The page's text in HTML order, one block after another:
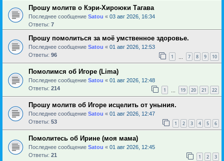
Прошу молитв о Кэри-Хироюки Тагава
Последнее сообщение Satou « 03 авг 2026, 16:34
Ответы: 7
Прошу помолиться за моё умственное здоровье.
Последнее сообщение Satou « 01 авг 2026, 12:53
Ответы: 96 1 7 8 9 10
Помолимся об Игоре (Lima)
Последнее сообщение Satou « 01 авг 2026, 12:48
Ответы: 214 1 19 20 21 22
Прошу молитв об Игоре исцелить от уныния.
Последнее сообщение Satou « 01 авг 2026, 12:47
Ответы: 53 1 2 3 4 5 6
Помолитесь об Ирине (моя мама)
Последнее сообщение Satou « 01 авг 2026, 12:45
Ответы: 21 1 2 3